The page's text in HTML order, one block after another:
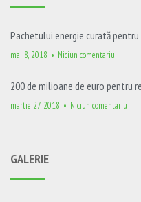
Pachetului energie curată
mai 8, 2018 Niciun comentariu
200 de milioane de euro
martie 27, 2018 Niciun comentariu
GALERIE